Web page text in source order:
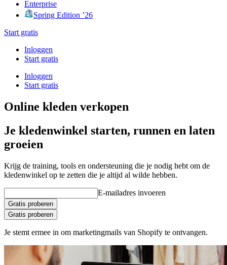
Enterprise
Spring Edition ’26
Start gratis
Inloggen
Start gratis
Inloggen
Start gratis
Online kleden verkopen
Je kledenwinkel starten, runnen en laten
groeien
Krijg de training, tools en ondersteuning die je nodig hebt om de
kledenwinkel op te zetten die je altijd al wilde hebben.
E-mailadres invoeren
Gratis proberen
Gratis proberen
Je stemt ermee in om marketingmails van Shopify te ontvangen.